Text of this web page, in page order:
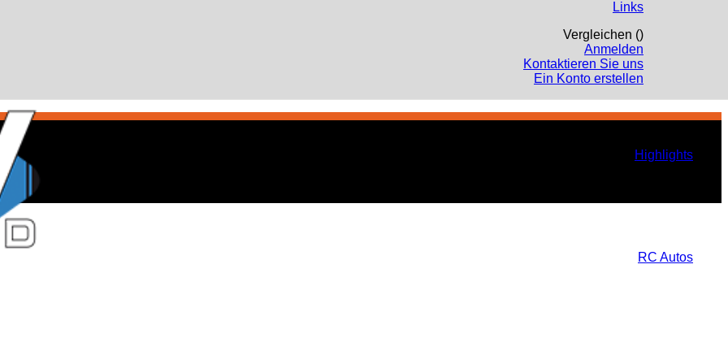
Links
Vergleichen ()
Anmelden
Kontaktieren Sie uns
Ein Konto erstellen
Highlights
RC Autos